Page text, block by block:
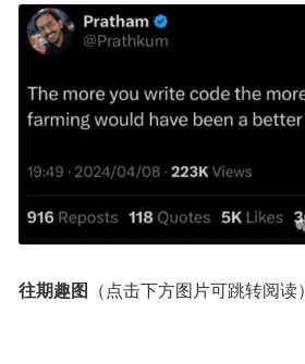
往期趣图 （点击下方图片可跳转阅读）